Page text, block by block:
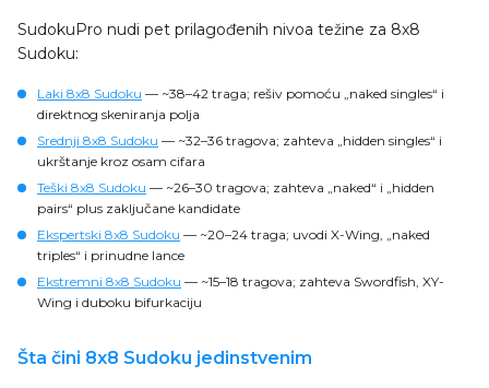
SudokuPro nudi pet prilagođenih nivoa težine za 8x8
Sudoku:
Laki 8x8 Sudoku — ~38–42 traga; rešiv pomoću „naked singles“ i
direktnog skeniranja polja
Srednji 8x8 Sudoku — ~32–36 tragova; zahteva „hidden singles“ i
ukrštanje kroz osam cifara
Teški 8x8 Sudoku — ~26–30 tragova; zahteva „naked“ i „hidden
pairs“ plus zaključane kandidate
Ekspertski 8x8 Sudoku — ~20–24 traga; uvodi X-Wing, „naked
triples“ i prinudne lance
Ekstremni 8x8 Sudoku — ~15–18 tragova; zahteva Swordfish, XY-
Wing i duboku bifurkaciju
Šta čini 8x8 Sudoku jedinstvenim